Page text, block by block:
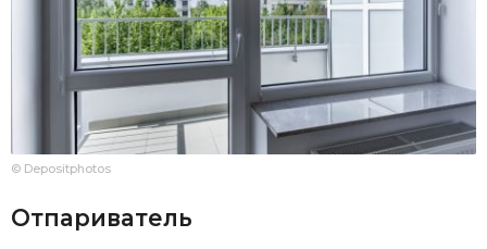
© Depositphotos
Отпариватель